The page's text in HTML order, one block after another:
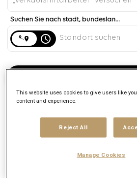
access_time
3 Ergebnisse
This website uses cookies to give users like
content and experience.
Reject All
Manage Cookies